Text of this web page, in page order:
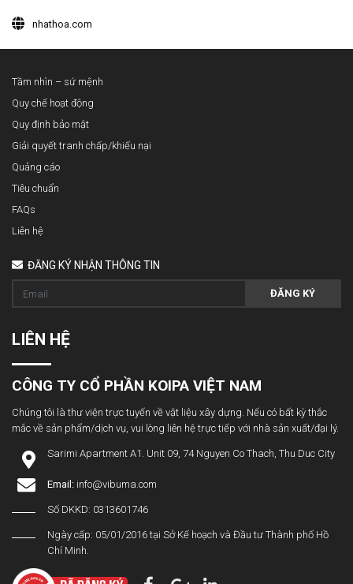
nhathoa.com
Tầm nhìn – sứ mệnh
Quy chế hoạt động
Quy định bảo mật
Giải quyết tranh chấp/khiếu nại
Quảng cáo
Tiêu chuẩn
FAQs
Liên hệ
ĐĂNG KÝ NHẬN THÔNG TIN
ĐĂNG KÝ
LIÊN HỆ
CÔNG TY CỔ PHẦN KOIPA VIỆT NAM
Chúng tôi là thư viện trực tuyến về vật liệu xây dựng. Nếu có bất kỳ thắc
mắc về sản phẩm/dịch vụ, vui lòng liên hệ trực tiếp với nhà sản xuất/đại lý.
Sarimi Apartment A1. Unit 09, 74 Nguyen Co Thach, Thu Duc City
Email: info@vibuma.com
Số DKKD: 0313601746
Ngày cấp: 05/01/2016 tại Sở Kế hoạch và Đầu tư Thành phố Hồ
Chí Minh.